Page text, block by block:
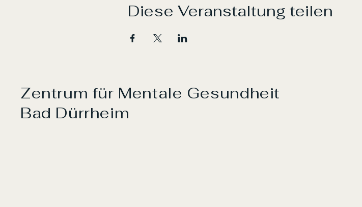
Diese Veranstaltung teilen
Zentrum für Mentale Gesundheit
Bad Dürrheim